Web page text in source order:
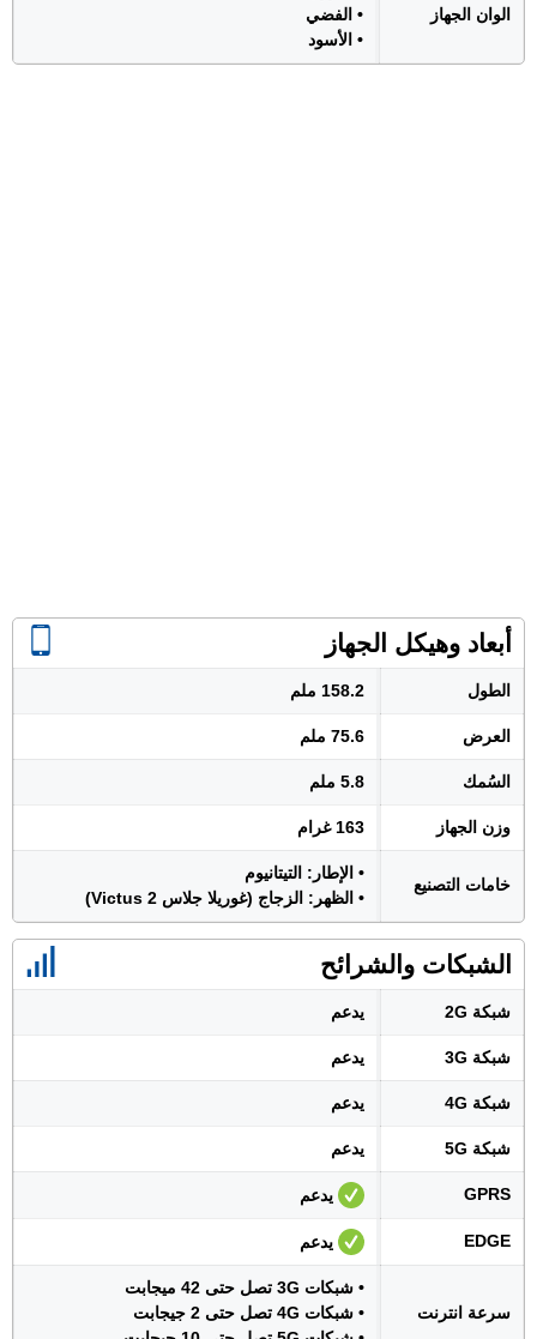
الوان الجهاز
• الفضي
• الأسود
أبعاد وهيكل الجهاز
الطول 158.2 ملم
العرض 75.6 ملم
السُمك 5.8 ملم
وزن الجهاز 163 غرام
خامات التصنيع
• الإطار: التيتانيوم
• الظهر: الزجاج (غوريلا جلاس Victus 2)
الشبكات والشرائح
شبكة 2G يدعم
شبكة 3G يدعم
شبكة 4G يدعم
شبكة 5G يدعم
GPRS يدعم
EDGE يدعم
سرعة انترنت
• شبكات 3G تصل حتى 42 ميجابت
• شبكات 4G تصل حتى 2 جيجابت